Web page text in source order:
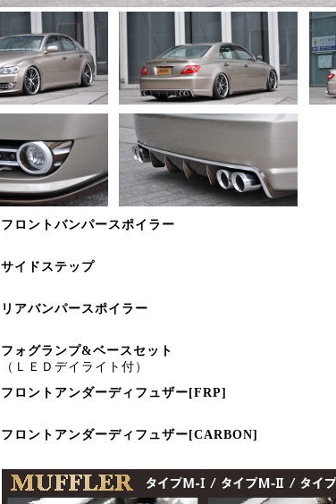
フロントバンパースポイラー
サイドステップ
リアバンパースポイラー
フォグランプ&ベースセット
（ＬＥＤデイライト付）
フロントアンダーディフュザー[FRP]
フロントアンダーディフュザー[CARBON]